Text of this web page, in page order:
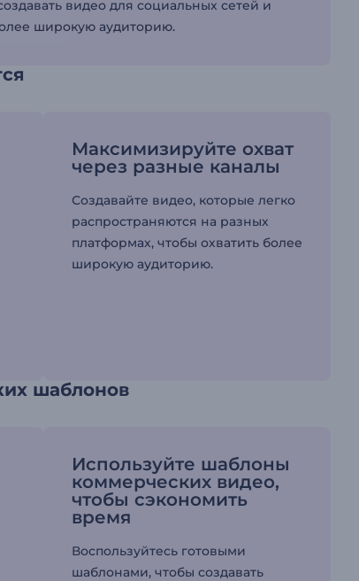
видео для социальных сетей и
широкую аудиторию.
Максимизируйте охват
через разные каналы
Создавайте видео, которые легко
распространяются на разных
платформах, чтобы охватить более
широкую аудиторию.
шаблонов
Используйте шаблоны
коммерческих видео,
чтобы сэкономить
время
Воспользуйтесь готовыми
шаблонами, чтобы создавать